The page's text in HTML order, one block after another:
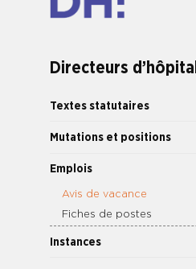
Directeurs d’hôpital
Textes statutaires
Mutations et positions
Emplois
Avis de vacance
Fiches de postes
Instances